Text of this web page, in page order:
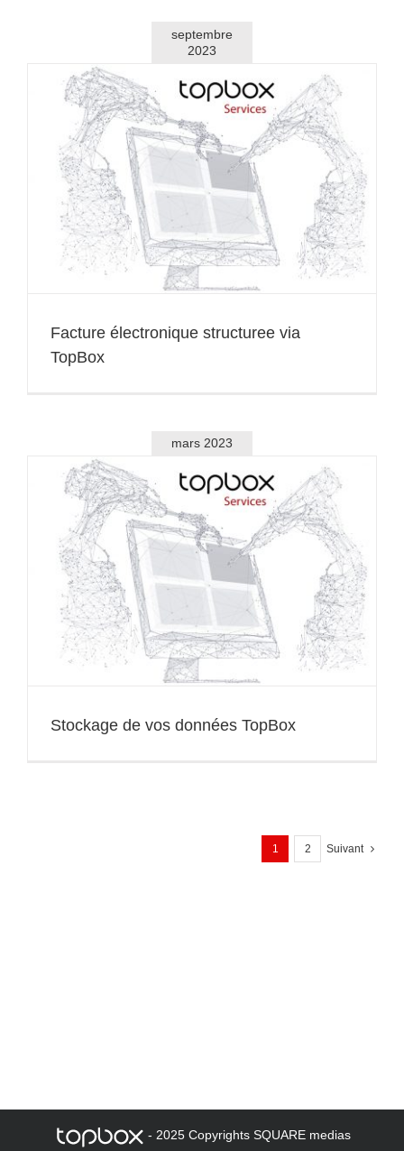
Finances Publiques
Publiques
septembre
2023
Facture électronique structuree via
TopBox
mars 2023
Stockage de vos données TopBox
1 2 Suivant
- 2025 Copyrights SQUARE medias